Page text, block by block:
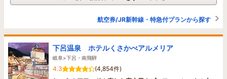
航空券/JR新幹線・特急付プランから探す
下呂温泉 ホテルくさかべアルメリア
岐阜>下呂・南飛騨
4.3
(4,854件)